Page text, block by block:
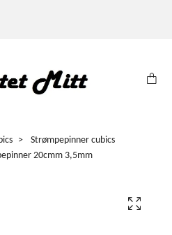
Strømpepinner cubics
20cmm 3,5mm